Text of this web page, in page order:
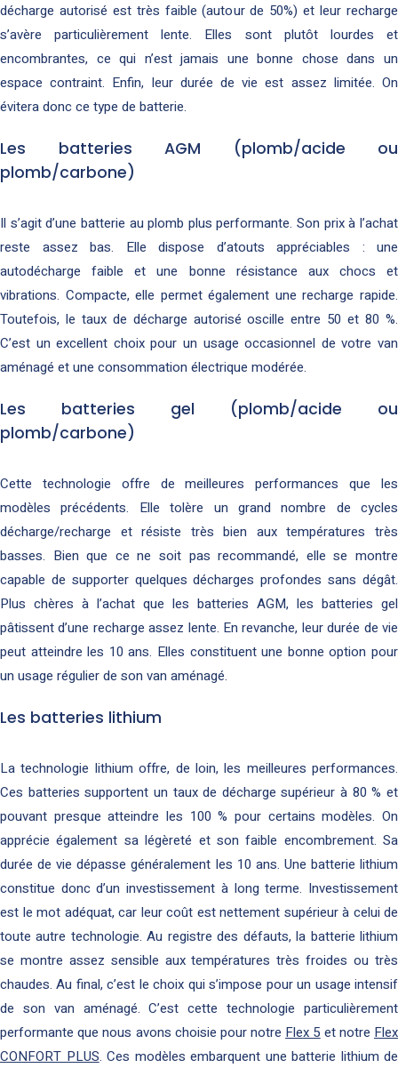
décharge autorisé est très faible (autour de 50%) et leur recharge
s’avère particulièrement lente. Elles sont plutôt lourdes et
encombrantes, ce qui n’est jamais une bonne chose dans un
espace contraint. Enfin, leur durée de vie est assez limitée. On
évitera donc ce type de batterie.
Les batteries AGM (plomb/acide ou
plomb/carbone)
Il s’agit d’une batterie au plomb plus performante. Son prix à l’achat
reste assez bas. Elle dispose d’atouts appréciables : une
autodécharge faible et une bonne résistance aux chocs et
vibrations. Compacte, elle permet également une recharge rapide.
Toutefois, le taux de décharge autorisé oscille entre 50 et 80 %.
C’est un excellent choix pour un usage occasionnel de votre van
aménagé et une consommation électrique modérée.
Les batteries gel (plomb/acide ou
plomb/carbone)
Cette technologie offre de meilleures performances que les
modèles précédents. Elle tolère un grand nombre de cycles
décharge/recharge et résiste très bien aux températures très
basses. Bien que ce ne soit pas recommandé, elle se montre
capable de supporter quelques décharges profondes sans dégât.
Plus chères à l’achat que les batteries AGM, les batteries gel
pâtissent d’une recharge assez lente. En revanche, leur durée de vie
peut atteindre les 10 ans. Elles constituent une bonne option pour
un usage régulier de son van aménagé.
Les batteries lithium
La technologie lithium offre, de loin, les meilleures performances.
Ces batteries supportent un taux de décharge supérieur à 80 % et
pouvant presque atteindre les 100 % pour certains modèles. On
apprécie également sa légèreté et son faible encombrement. Sa
durée de vie dépasse généralement les 10 ans. Une batterie lithium
constitue donc d’un investissement à long terme. Investissement
est le mot adéquat, car leur coût est nettement supérieur à celui de
toute autre technologie. Au registre des défauts, la batterie lithium
se montre assez sensible aux températures très froides ou très
chaudes. Au final, c’est le choix qui s’impose pour un usage intensif
de son van aménagé. C’est cette technologie particulièrement
performante que nous avons choisie pour notre Flex 5 et notre Flex
CONFORT PLUS. Ces modèles embarquent une batterie lithium de